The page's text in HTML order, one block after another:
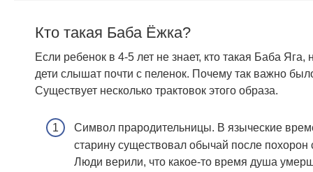
Кто такая Баба Ёжка?
Если ребенок в 4-5 лет не знает, кто такая Баба
дети слышат почти с пеленок. Почему так важно
Существует несколько трактовок этого образа.
Символ прародительницы. В языческие
старину существовал обычай после
Люди верили, что какое-то время душа